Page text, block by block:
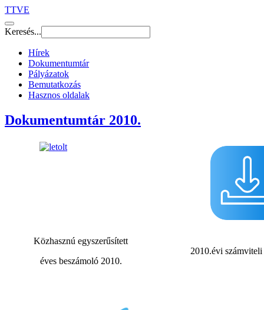
TTVE
Keresés...
Hírek
Dokumentumtár
Pályázatok
Bemutatkozás
Hasznos oldalak
Dokumentumtár 2010.
Közhasznú egyszerűsített
éves beszámoló 2010.
2010.évi számviteli